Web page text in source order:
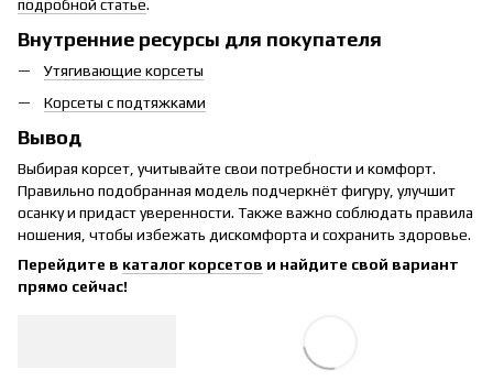
подробной статье.
Внутренние ресурсы для покупателя
Утягивающие корсеты
Корсеты с подтяжками
Вывод
Выбирая корсет, учитывайте свои потребности и комфорт.
Правильно подобранная модель подчеркнёт фигуру, улучшит
осанку и придаст уверенности. Также важно соблюдать правила
ношения, чтобы избежать дискомфорта и сохранить здоровье.
Перейдите в каталог корсетов и найдите свой вариант
прямо сейчас!